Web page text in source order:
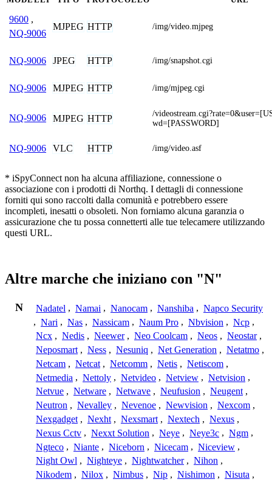
9600 ,
NQ-9006
MJPEG HTTP /img/video.mjpeg
NQ-9006 JPEG HTTP /img/snapshot.cgi
NQ-9006 MJPEG HTTP /img/mjpeg.cgi
NQ-9006 MJPEG HTTP
/
wd=[PASSWORD]
NQ-9006 VLC HTTP /img/video.asf
* iSpyConnect non ha alcuna affiliazione, connessione o
associazione con i prodotti di Northq. I dettagli di connessione
forniti qui sono raccolti dalla comunità e potrebbero essere
incompleti, inesatti o obsoleti. Non forniamo alcuna garanzia o
assicurazione che tu possa connetterti alle tue telecamere utilizzando
questi URL.
Altre marche che iniziano con "N"
N Nadatel , Namai , Nanocam , Nanshiba , Napco Security
, Nari , Nas , Nassicam , Naum Pro , Nbvision , Ncp ,
Ncx , Nedis , Neewer , Neo Coolcam , Neos , Neostar ,
Neposmart , Ness , Nesuniq , Net Generation , Netatmo ,
Netcam , Netcat , Netcomm , Netis , Netiscom ,
Netmedia , Nettoly , Netvideo , Netview , Netvision ,
Netvue , Netware , Netwave , Neufusion , Neugent ,
Neutron , Nevalley , Nevenoe , Newvision , Nexcom ,
Nexgadget , Nexht , Nexsmart , Nextech , Nexus ,
Nexus Cctv , Nexxt Solution , Neye , Neye3c , Ngm ,
Ngteco , Niante , Niceborn , Nicecam , Niceview ,
Night Owl , Nighteye , Nightwatcher , Nihon ,
Nikodem , Nilox , Nimbus , Nip , Nishimon , Nisuta ,